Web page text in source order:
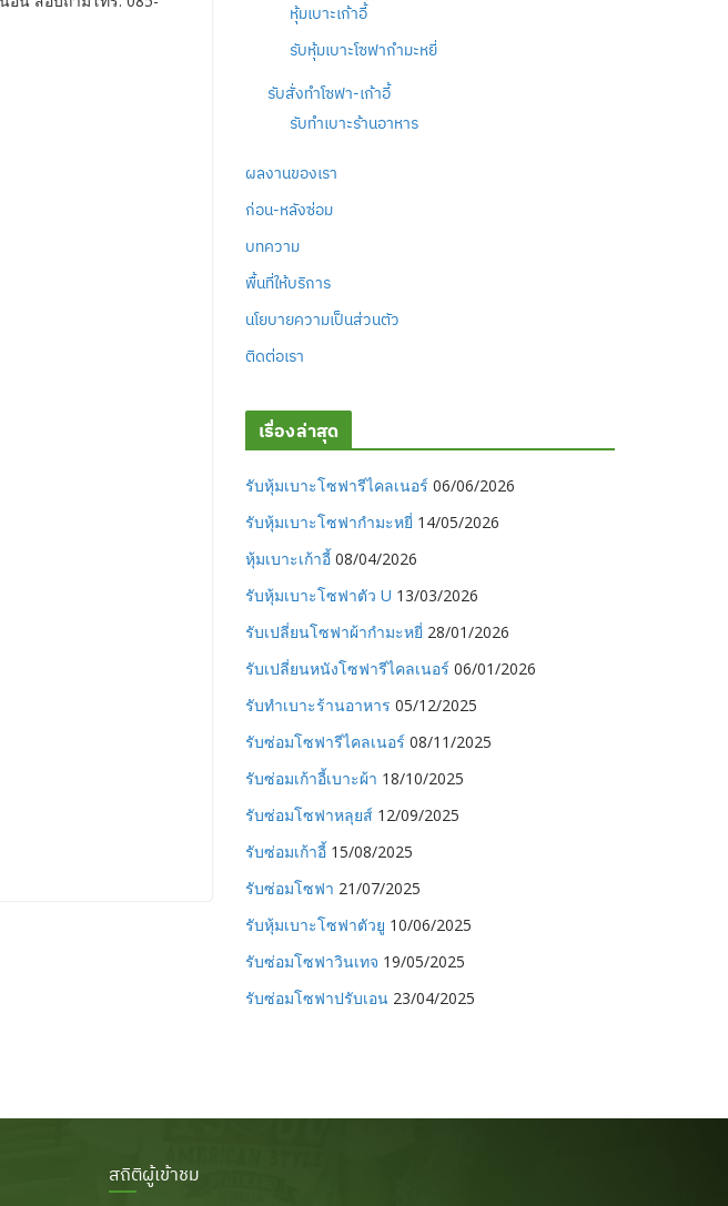
หุ้มเบาะเก้าอี้
รับหุ้มเบาะโซฟากำมะหยี่
รับสั่งทำโซฟา-เก้าอี้
รับทำเบาะร้านอาหาร
ผลงานของเรา
ก่อน-หลังซ่อม
บทความ
พื้นที่ให้บริการ
นโยบายความเป็นส่วนตัว
ติดต่อเรา
เรื่องล่าสุด
รับหุ้มเบาะโซฟารีไคลเนอร์ 06/06/2026
รับหุ้มเบาะโซฟากำมะหยี่ 14/05/2026
หุ้มเบาะเก้าอี้ 08/04/2026
รับหุ้มเบาะโซฟาตัว U 13/03/2026
รับเปลี่ยนโซฟาผ้ากำมะหยี่ 28/01/2026
รับเปลี่ยนหนังโซฟารีไคลเนอร์ 06/01/2026
รับทำเบาะร้านอาหาร 05/12/2025
รับซ่อมโซฟารีไคลเนอร์ 08/11/2025
รับซ่อมเก้าอี้เบาะผ้า 18/10/2025
รับซ่อมโซฟาหลุยส์ 12/09/2025
รับซ่อมเก้าอี้ 15/08/2025
รับซ่อมโซฟา 21/07/2025
รับหุ้มเบาะโซฟาตัวยู 10/06/2025
รับซ่อมโซฟาวินเทจ 19/05/2025
รับซ่อมโซฟาปรับเอน 23/04/2025
สถิติผู้เข้าชม